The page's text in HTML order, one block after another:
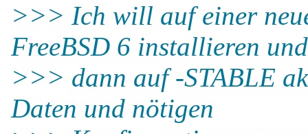
>>> Ich will auf einer
FreeBSD 6 installieren und
>>> dann auf -STABLE
Daten und nötigen